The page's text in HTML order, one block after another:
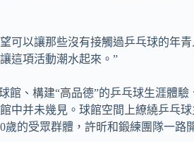
可以讓那些沒有接觸過乒乓球的年
這項活動潮水起來。”
館、構建“高品德”的乒乓球生涯體
中并未幾見。球館空間上繚繞乒乓
的受眾群體，許昕和鍛練團隊一